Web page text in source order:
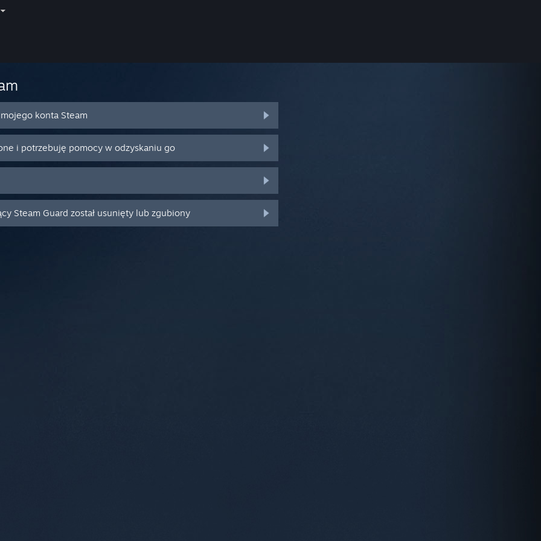
konta Steam
i potrzebuję pomocy w odzyskaniu go
Steam Guard został usunięty lub zgubiony